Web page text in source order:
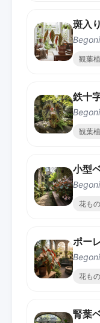
斑入
観葉
鉄十
観葉
小型
花もの
ポー
花もの
腎葉